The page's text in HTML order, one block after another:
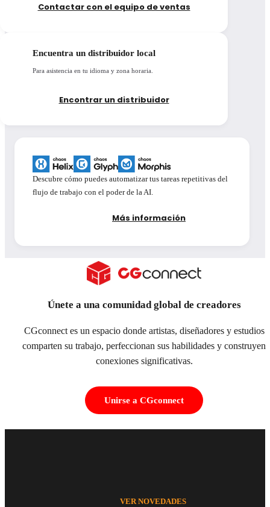
Contactar con el equipo de ventas
Encuentra un distribuidor local
Para asistencia en tu idioma y zona horaria.
Encontrar un distribuidor
Descubre cómo puedes automatizar tus tareas repetitivas del
flujo de trabajo con el poder de la AI.
Más información
Únete a una comunidad global de creadores
CGconnect es un espacio donde artistas, diseñadores y estudios
comparten su trabajo, perfeccionan sus habilidades y construyen
conexiones significativas.
Unirse a CGconnect
VER NOVEDADES